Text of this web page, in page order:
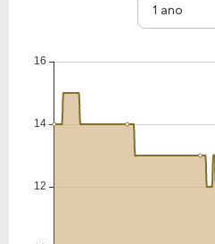
1 ano